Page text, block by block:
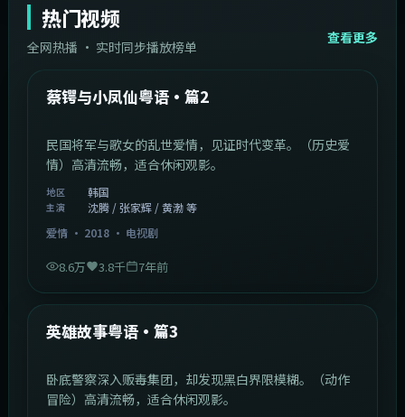
热门视频
全网热播 · 实时同步播放榜单
查看更多
热门
韩国 44:14
蔡锷与小凤仙粤语·篇2
民国将军与歌女的乱世爱情，见证时代变革。（历史爱
情）高清流畅，适合休闲观影。
地区 韩国
主演
沈腾 / 张家辉 / 黄渤 等
爱情· 2018· 电视剧
8.6万 3.8千 7年前
热门
英雄故事粤语·篇3
卧底警察深入贩毒集团，却发现黑白界限模糊。（动作
冒险）高清流畅，适合休闲观影。